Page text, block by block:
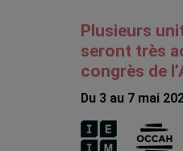
Plusieurs
seront très
congrès de
Du 3 au 7 mai